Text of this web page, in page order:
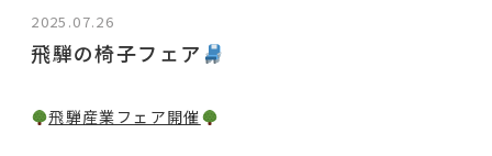
2025.07.26
飛騨の椅子フェア
飛騨産業フェア開催